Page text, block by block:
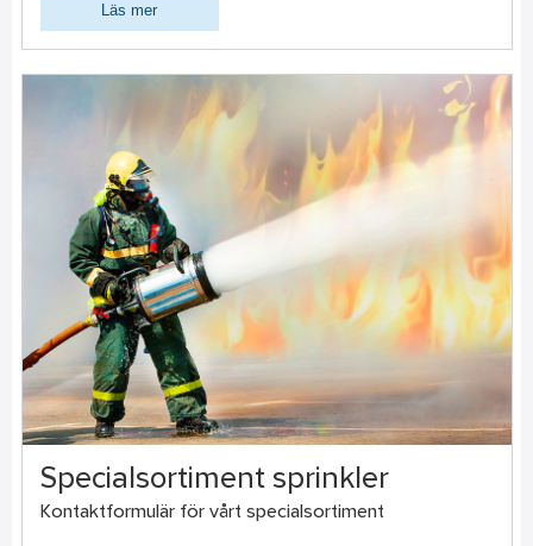
Läs mer
Specialsortiment sprinkler
Kontaktformulär för vårt specialsortiment